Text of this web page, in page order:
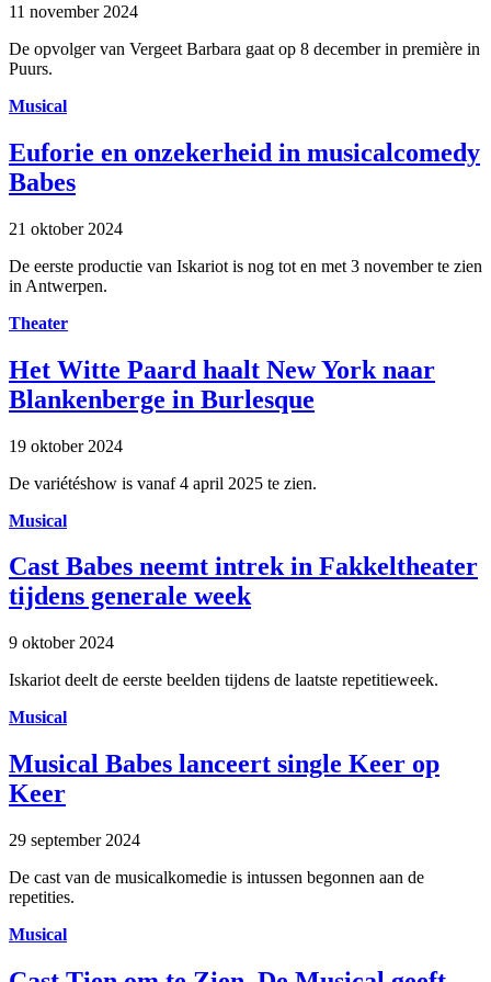
11 november 2024
De opvolger van Vergeet Barbara gaat op 8 december in première in
Puurs.
Musical
Euforie en onzekerheid in musicalcomedy
Babes
21 oktober 2024
De eerste productie van Iskariot is nog tot en met 3 november te zien
in Antwerpen.
Theater
Het Witte Paard haalt New York naar
Blankenberge in Burlesque
19 oktober 2024
De variétéshow is vanaf 4 april 2025 te zien.
Musical
Cast Babes neemt intrek in Fakkeltheater
tijdens generale week
9 oktober 2024
Iskariot deelt de eerste beelden tijdens de laatste repetitieweek.
Musical
Musical Babes lanceert single Keer op
Keer
29 september 2024
De cast van de musicalkomedie is intussen begonnen aan de
repetities.
Musical